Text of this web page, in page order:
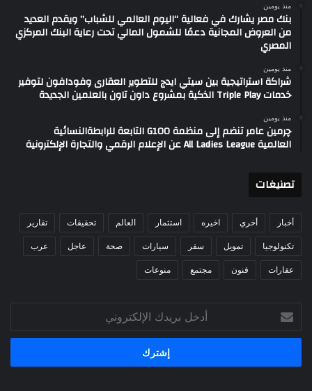
منذ يومين
بنك مصر يشارك في فعالية “اليوم العالمي للشباب” ويقدم العديد
من العروض المجانية دعمًا للشمول المالي تحت رعاية البنك المركزي
المصري
منذ يومين
شراكة استراتيجية بين سيتي ايدج للتطوير العقارى وفودافون لتوفير
خدمات Triple Play الذكية بمشروع داون تاون بالعلمين الجديدة
منذ يومين
چرمين عامر تنضم إلى منظمة G100 التابعة للرابطةالنسائية
العالمية All Ladies League عن الإعلام الرقمي والتجارة الإلكترونية
تصنيغات
أخبار أخري اخيره استثمار العالم تحقيقات تقارير
تكنولوجيا تمويل سفر سيارات صحة عاجل عرب
عقارات فنون مجتمع منوعات
بريدك
الإلكتروني